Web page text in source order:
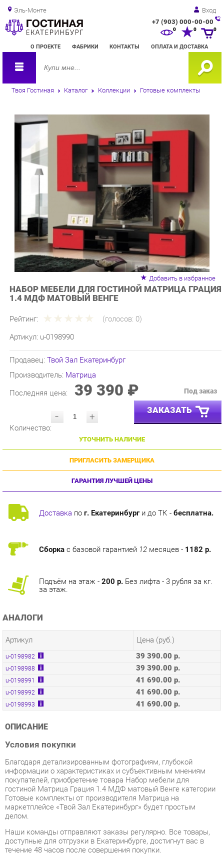
Эль-Монте Вход
+7 (903) 000-00-00
О ПРОЕКТЕ ФАБРИКИ КОНТАКТЫ ОПЛАТА И ДОСТАВКА
0 0
Твоя Гостиная Каталог Коллекции Готовые комплекты
Добавить в избранное
НАБОР МЕБЕЛИ ДЛЯ ГОСТИНОЙ МАТРИЦА ГРАЦИЯ
1.4 МДФ МАТОВЫЙ ВЕНГЕ
Артикул: u-0198990
Производитель:Матрица
Последняя цена:
39 390 ₽
- ЗАКАЗАТЬ
УТОЧНИТЬ НАЛИЧИЕ
ПРИГЛАСИТЬ ЗАМЕРЩИКА
ГАРАНТИЯ ЛУЧШЕЙ ЦЕНЫ
Доставкапог. Екатеринбурги до ТК -бесплатна.
АНАЛОГИ
Артикул
u-0198982 39 390.00 р.
u-0198988 39 390.00 р.
u-0198991 41 690.00 р.
u-0198992 41 690.00 р.
41 690.00 р.
ОПИСАНИЕ
Благодаря детализированным фотографиям, глубокой
информации о характеристиках и субъективным мнениям
покупателей, приобретение товара Набор мебели для
гостиной Матрица Грация 1.4 МДФ матовый Венге категории
Готовые комплекты от производителя Матрица на
маркетплейсе «Твой Зал Екатеринбург» будет простым
делом.
Наши команды отправляют заказы регулярно. Все товары,
доступные для отгрузки в Екатеринбурге, достигнут вас в
течение 48 часов после совершения покупки.
Время доставки в дальние регионы и товары со складов
производителей требуют индивидуального учета. Вы можете
уточнить все детали - наличие, сроки и стоимость доставки,